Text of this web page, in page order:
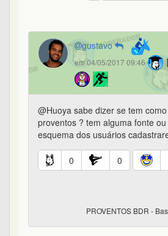
gustavo
em 04/05/2017 09:46
@Huoya sabe dizer se tem
proventos ? tem alguma fonte
esquema dos usuários
0 0
PROVENTOS BDR -